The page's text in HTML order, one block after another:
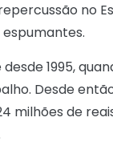
no
1995,
Desde
milhões de